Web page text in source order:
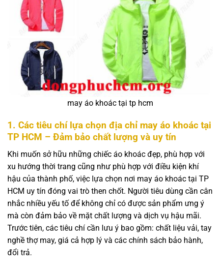
may áo khoác tại tp hcm
1. Các tiêu chí lựa chọn địa chỉ may áo khoác tại
TP HCM – Đảm bảo chất lượng và uy tín
Khi muốn sở hữu những chiếc áo khoác đẹp, phù hợp với
xu hướng thời trang cũng như phù hợp với điều kiện khí
hậu của thành phố, việc lựa chọn nơi may áo khoác tại TP
HCM uy tín đóng vai trò then chốt. Người tiêu dùng cần cân
nhắc nhiều yếu tố để không chỉ có được sản phẩm ưng ý
mà còn đảm bảo về mặt chất lượng và dịch vụ hậu mãi.
Trước tiên, các tiêu chí cần lưu ý bao gồm: chất liệu vải, tay
nghề thợ may, giá cả hợp lý và các chính sách bảo hành,
đổi trả.